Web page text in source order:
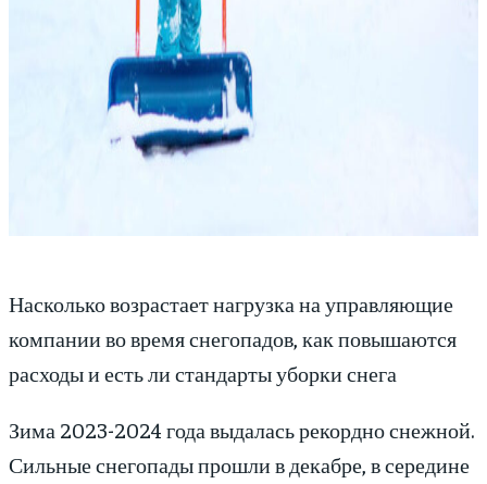
Насколько возрастает нагрузка на управляющие
компании во время снегопадов, как повышаются
расходы и есть ли стандарты уборки снега
Зима 2023-2024 года выдалась рекордно снежной.
Сильные снегопады прошли в декабре, в середине